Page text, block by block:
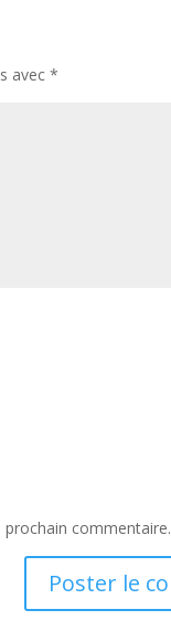
avec*
commentaire.